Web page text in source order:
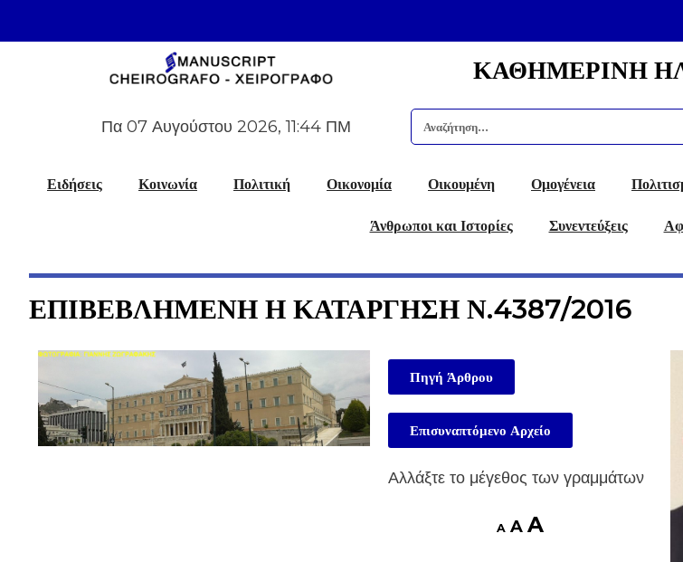
ΚΑΘΗΜΕΡΙΝΗ
Πα 07 Αυγούστου 2026, 11:44 ΠΜ
Ειδήσεις Κοινωνία Πολιτική Οικονομία Οικουμένη Ομογένεια
Άνθρωποι και Ιστορίες Συνεντεύξεις
ΕΠΙΒΕΒΛΗΜΕΝΗ Η ΚΑΤΑΡΓΗΣΗ Ν.4387/2016
Πηγή Άρθρου
Επισυναπτόμενο Αρχείο
Αλλάξτε το μέγεθος των γραμμάτων
A A A